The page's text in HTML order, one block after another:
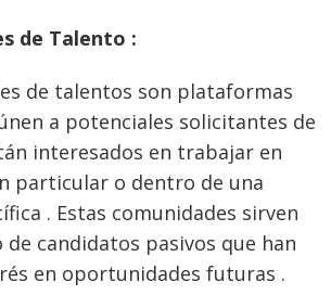
de Talento :
de talentos son plataformas
a potenciales solicitantes de
interesados en trabajar en
particular o dentro de una
. Estas comunidades sirven
candidatos pasivos que han
en oportunidades futuras .